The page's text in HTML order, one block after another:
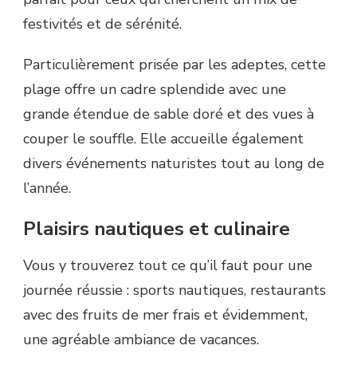
festivités et de sérénité.
Particulièrement prisée par les adeptes, cette
plage offre un cadre splendide avec une
grande étendue de sable doré et des vues à
couper le souffle. Elle accueille également
divers événements naturistes tout au long de
l’année.
Plaisirs nautiques et culinaire
Vous y trouverez tout ce qu’il faut pour une
journée réussie : sports nautiques, restaurants
avec des fruits de mer frais et évidemment,
une agréable ambiance de vacances.